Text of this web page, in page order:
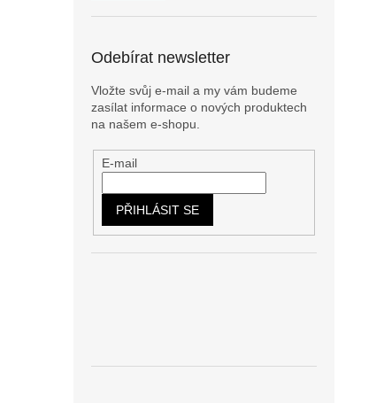
Odebírat newsletter
Vložte svůj e-mail a my vám budeme
zasílat informace o nových produktech
na našem e-shopu.
E-mail
PŘIHLÁSIT SE